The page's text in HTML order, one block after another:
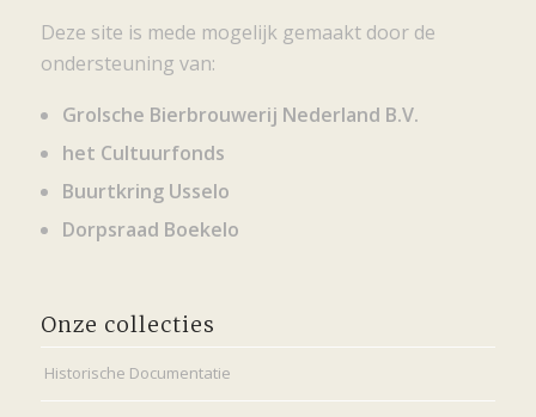
Deze site is mede mogelijk gemaakt door de
ondersteuning van:
Grolsche Bierbrouwerij Nederland B.V.
het Cultuurfonds
Buurtkring Usselo
Dorpsraad Boekelo
Onze collecties
Historische Documentatie